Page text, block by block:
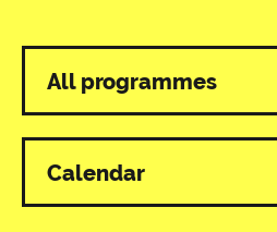
All programmes
Calendar